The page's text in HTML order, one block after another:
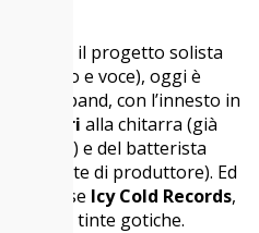
era il progetto solista
(basso e voce), oggi è
propria band, con l’innesto in
Panzeri alla chitarra (già
Boy) e del batterista
in veste di produttore). Ed
francese Icy Cold Records,
a tinte gotiche.